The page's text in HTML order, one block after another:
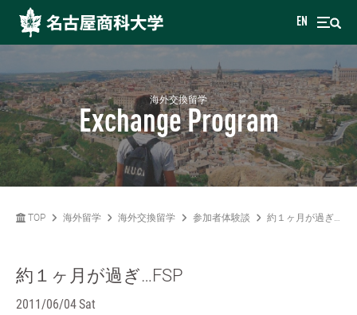
EN
海外交換留学
Exchange Program
TOP 海外留学 海外交換留学 参加者体験談 約１ヶ月が過ぎ…FSP
約１ヶ月が過ぎ…FSP
2011/06/04 Sat